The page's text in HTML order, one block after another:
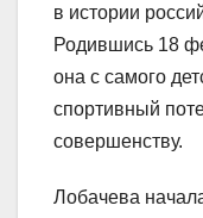
в истории
Родившись 18
она с самого
спортивный
совершенству.
Лобачева